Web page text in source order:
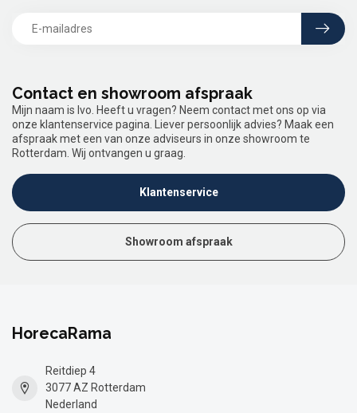
Contact en showroom afspraak
Mijn naam is Ivo. Heeft u vragen? Neem contact met ons op via
onze klantenservice pagina. Liever persoonlijk advies? Maak een
afspraak met een van onze adviseurs in onze showroom te
Rotterdam. Wij ontvangen u graag.
Klantenservice
Showroom afspraak
HorecaRama
Reitdiep 4
3077 AZ Rotterdam
Nederland